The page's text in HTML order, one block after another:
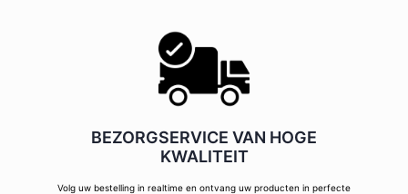
BEZORGSERVICE VAN HOGE
KWALITEIT
Volg uw bestelling in realtime en ontvang uw producten in perfecte